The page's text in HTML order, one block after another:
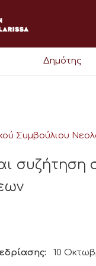
Δημότης
Συμβούλιου
συζήτηση
10